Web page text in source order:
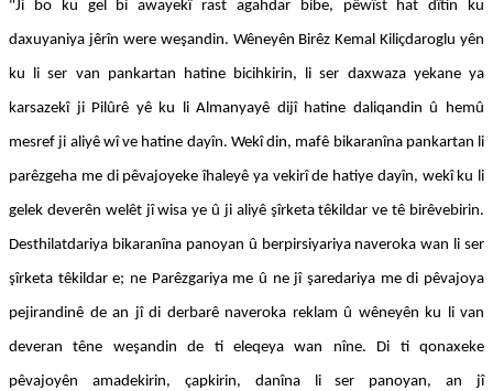
"Ji bo ku gel bi awayekî rast agahdar bibe, pêwîst hat dîtin ku
daxuyaniya jêrîn were weşandin. Wêneyên Birêz Kemal Kiliçdaroglu yên
ku li ser van pankartan hatine bicihkirin, li ser daxwaza yekane ya
karsazekî ji Pilûrê yê ku li Almanyayê dijî hatine daliqandin û hemû
mesref ji aliyê wî ve hatine dayîn. Wekî din, mafê bikaranîna pankartan li
parêzgeha me di pêvajoyeke îhaleyê ya vekirî de hatiye dayîn, wekî ku li
gelek deverên welêt jî wisa ye û ji aliyê şîrketa têkildar ve tê birêvebirin.
Desthilatdariya bikaranîna panoyan û berpirsiyariya naveroka wan li ser
şîrketa têkildar e; ne Parêzgariya me û ne jî şaredariya me di pêvajoya
pejirandinê de an jî di derbarê naveroka reklam û wêneyên ku li van
deveran têne weşandin de ti eleqeya wan nîne. Di ti qonaxeke
pêvajoyên amadekirin, çapkirin, danîna li ser panoyan, an jî